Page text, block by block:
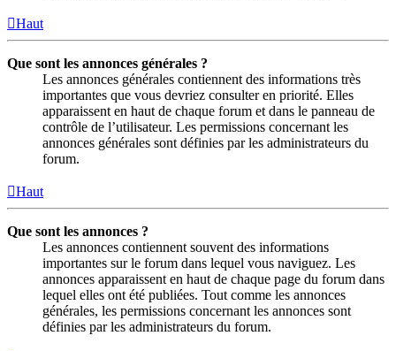
Haut
Que sont les annonces générales ?
Les annonces générales contiennent des informations très
importantes que vous devriez consulter en priorité. Elles
apparaissent en haut de chaque forum et dans le panneau de
contrôle de l’utilisateur. Les permissions concernant les
annonces générales sont définies par les administrateurs du
forum.
Haut
Que sont les annonces ?
Les annonces contiennent souvent des informations
importantes sur le forum dans lequel vous naviguez. Les
annonces apparaissent en haut de chaque page du forum dans
lequel elles ont été publiées. Tout comme les annonces
générales, les permissions concernant les annonces sont
définies par les administrateurs du forum.